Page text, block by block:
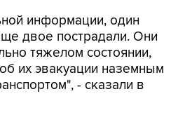
информации, один
двое пострадали. Они
тяжелом состоянии,
их эвакуации наземным
- сказали в